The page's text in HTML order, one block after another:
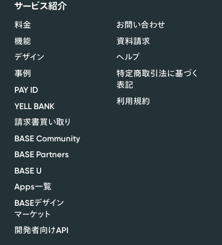
サービス紹介
料金
機能
デザイン
事例
PAY ID
YELL BANK
請求書買い取り
BASE Community
BASE Partners
BASE U
Apps一覧
BASEデザイン
マーケット
開発者向けAPI
お問い合わせ
資料請求
ヘルプ
特定商取引法に基づく
表記
利用規約